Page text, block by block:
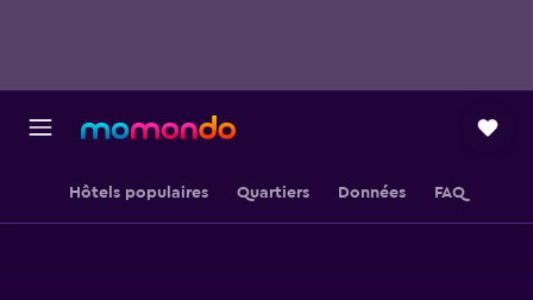
Hôtels populaires Quartiers Données FAQ